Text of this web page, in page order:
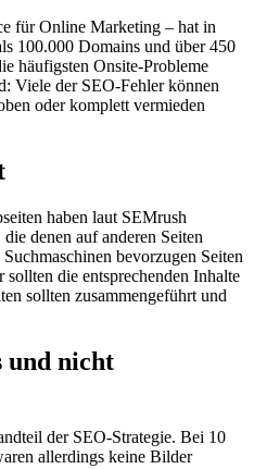
für Online Marketing – hat in
100.000 Domains und über 450
häufigsten Onsite-Probleme
Viele der SEO-Fehler können
oder komplett vermieden
haben laut SEMrush
denen auf anderen Seiten
bevorzugen Seiten
die entsprechenden Inhalte
sollten zusammengeführt und
und nicht
der SEO-Strategie. Bei 10
allerdings keine Bilder